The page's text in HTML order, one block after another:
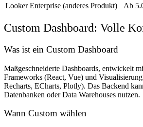
Looker Enterprise (anderes Produkt)
Ab
Custom Dashboard: Volle
Was ist ein Custom Dashboard
Maßgeschneiderte Dashboards, entwickelt
Frameworks (React, Vue) und
Recharts, ECharts, Plotly). Das Backend
Datenbanken oder Data Warehouses nutzen.
Wann Custom wählen